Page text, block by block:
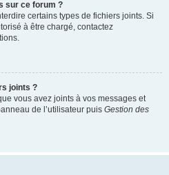
sur ce forum ?
certains types de fichiers joints. Si
à être chargé, contactez
joints ?
vous avez joints à vos messages et
de l’utilisateur puis Gestion des